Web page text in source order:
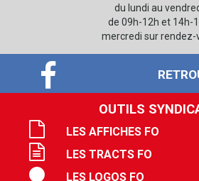
du lundi au
de 09h-12h et 14h-
mercredi sur rendez-
OUTILS
LES AFFICHES FO
LES TRACTS FO
LES LOGOS FO